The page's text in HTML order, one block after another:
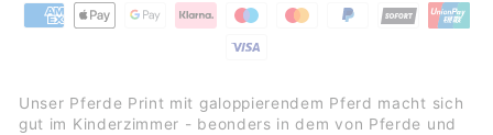
Unser Pferde Print mit galoppierendem Pferd macht sich
gut im Kinderzimmer - beonders in dem von Pferde und